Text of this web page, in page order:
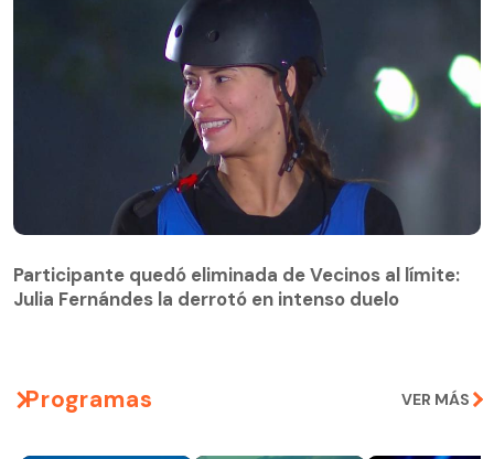
Julia Fernándes la derrotó en intenso duelo
Participante quedó eliminada de Vecinos al límite:
Julia Fernándes la derrotó en intenso duelo
Programas VER MÁS